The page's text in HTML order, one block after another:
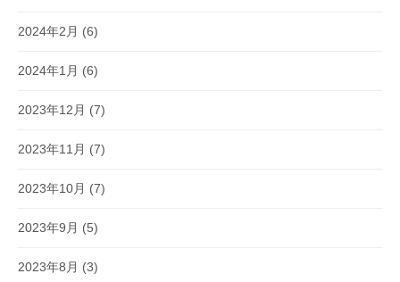
2024年2月 (6)
2024年1月 (6)
2023年12月 (7)
2023年11月 (7)
2023年10月 (7)
2023年9月 (5)
2023年8月 (3)